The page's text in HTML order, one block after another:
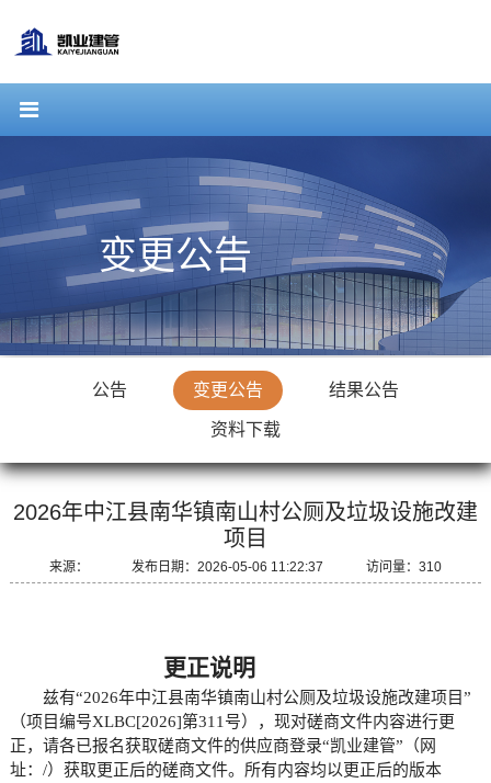
变更公告
公告 变更公告 结果公告
资料下载
2026年中江县南华镇南山村公厕及垃圾设施改建
项目
来源： 发布日期：2026-05-06 11:22:37 访问量：310
更正说明
兹有“2026年中江县南华镇南山村公厕及垃圾设施改建项目”
（项目编号XLBC[2026]第311号），现对磋商文件内容进行更
正，请各已报名获取磋商文件的供应商登录“凯业建管”（网
址：/）获取更正后的磋商文件。所有内容均以更正后的版本